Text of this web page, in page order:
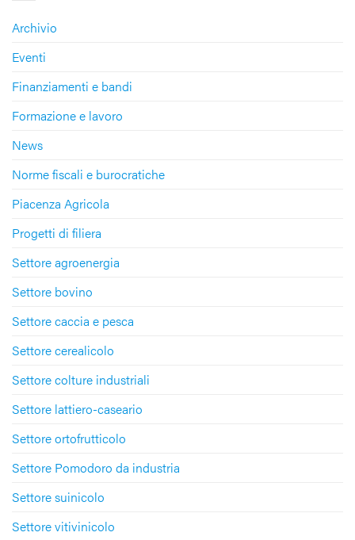
Archivio
Eventi
Finanziamenti e bandi
Formazione e lavoro
News
Norme fiscali e burocratiche
Piacenza Agricola
Progetti di filiera
Settore agroenergia
Settore bovino
Settore caccia e pesca
Settore cerealicolo
Settore colture industriali
Settore lattiero-caseario
Settore ortofrutticolo
Settore Pomodoro da industria
Settore suinicolo
Settore vitivinicolo